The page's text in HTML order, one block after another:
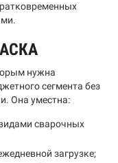
нужна
сегмента без
Она уместна:
сварочных
загрузке;